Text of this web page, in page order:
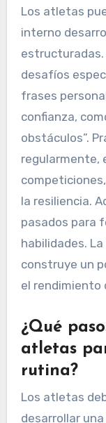
Los atletas
interno
estructuradas.
desafíos
frases
confianza,
obstáculos”.
regularmente,
la resiliencia.
pasados para
habilidades.
construye un
el rendimiento
¿Qué
atletas
rutina?
Los atletas
desarrollar